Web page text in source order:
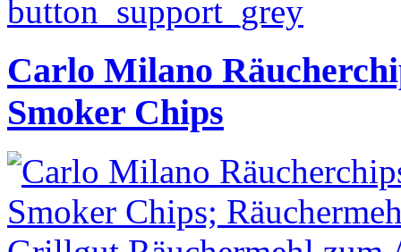
Carlo Milano
Smoker Chips